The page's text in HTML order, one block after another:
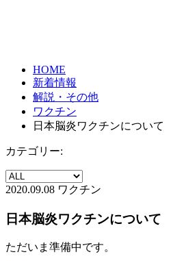
HOME
新着情報
解説・その他
ワクチン
日本脳炎ワクチンについて
カテゴリー:
2020.09.08 ワクチン
日本脳炎ワクチンについて
ただいま準備中です。